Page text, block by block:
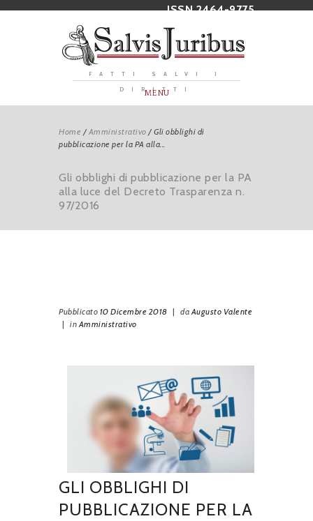
ISSN 2464-9775
FATTI SALVI I
DIRITTI
MENU
Home /Amministrativo /Gli obblighi di
pubblicazione per la PA alla...
Gli obblighi di pubblicazione per la PA
alla luce del Decreto Trasparenza n.
97/2016
Pubblicato 10 Dicembre 2018 | daAugusto Valente
| inAmministrativo
GLI OBBLIGHI DI
PUBBLICAZIONE PER LA